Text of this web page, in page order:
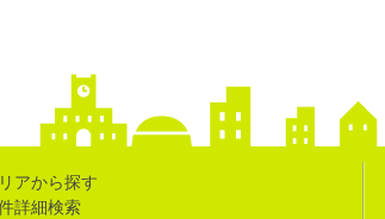
アから探す
詳細検索